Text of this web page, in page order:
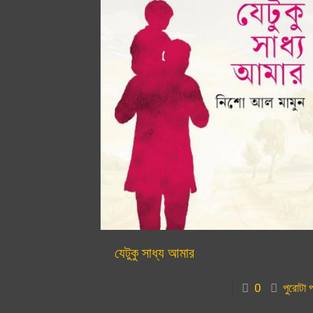
যেটুকু সাধ্য আমার
0 পুরোটা